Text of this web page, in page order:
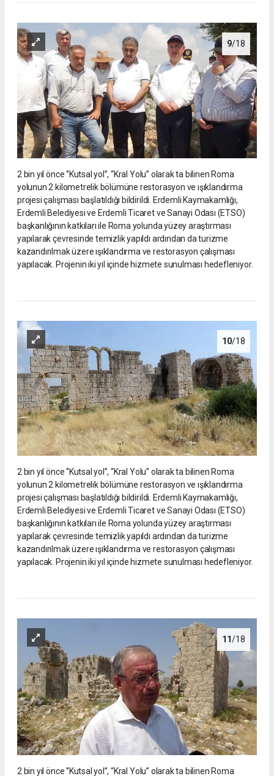
9/18
2 bin yıl önce ‘’Kutsal yol’’, “Kral Yolu” olarak ta bilinen Roma
yolunun 2 kilometrelik bölümüne restorasyon ve ışıklandırma
projesi çalışması başlatıldığı bildirildi. Erdemli Kaymakamlığı,
Erdemli Belediyesi ve Erdemli Ticaret ve Sanayi Odası (ETSO)
başkanlığının katkıları ile Roma yolunda yüzey araştırması
yapılarak çevresinde temizlik yapıldı ardından da turizme
kazandırılmak üzere ışıklandırma ve restorasyon çalışması
yapılacak. Projenin iki yıl içinde hizmete sunulması hedefleniyor.
10/18
2 bin yıl önce ‘’Kutsal yol’’, “Kral Yolu” olarak ta bilinen Roma
yolunun 2 kilometrelik bölümüne restorasyon ve ışıklandırma
projesi çalışması başlatıldığı bildirildi. Erdemli Kaymakamlığı,
Erdemli Belediyesi ve Erdemli Ticaret ve Sanayi Odası (ETSO)
başkanlığının katkıları ile Roma yolunda yüzey araştırması
yapılarak çevresinde temizlik yapıldı ardından da turizme
kazandırılmak üzere ışıklandırma ve restorasyon çalışması
yapılacak. Projenin iki yıl içinde hizmete sunulması hedefleniyor.
11/18
2 bin yıl önce ‘’Kutsal yol’’, “Kral Yolu” olarak ta bilinen Roma